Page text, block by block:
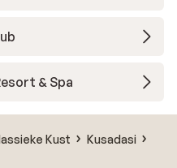
& Spa
Kust
Kusadasi